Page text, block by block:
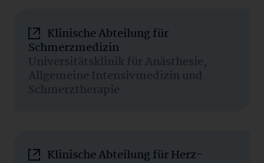
Klinische Abteilung für
Schmerzmedizin
Universitätsklinik für Anästhesie,
Allgemeine Intensivmedizin und
Schmerztherapie
Klinische Abteilung für Herz-